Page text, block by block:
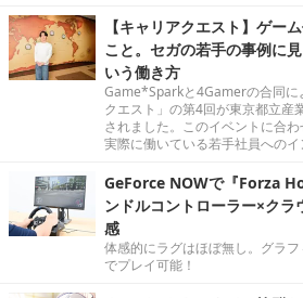
【キャリアクエスト】ゲー
こと。セガの若手の事例に
いう働き方
Game*Sparkと4Gamerの合同に
クエスト」の第4回が東京都立産
されました。このイベントに合
実際に働いている若手社員へのイ
GeForce NOWで『Forza
ンドルコントローラー×ク
感
体感的にラグはほぼ無し。グラ
でプレイ可能！